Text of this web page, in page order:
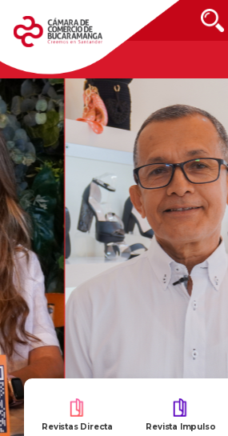
Revistas Directa Revista Impulso